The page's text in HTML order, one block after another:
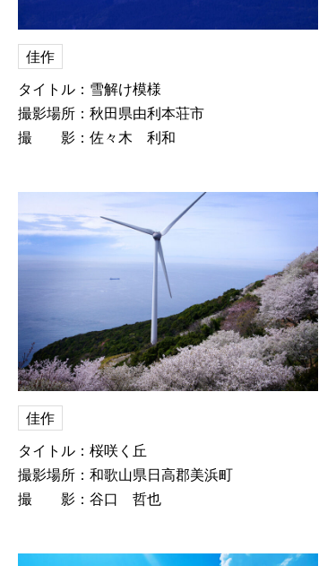
佳作
タイトル：雪解け模様
撮影場所：秋田県由利本荘市
撮 影：佐々木 利和
佳作
タイトル：桜咲く丘
撮影場所：和歌山県日高郡美浜町
撮 影：谷口 哲也